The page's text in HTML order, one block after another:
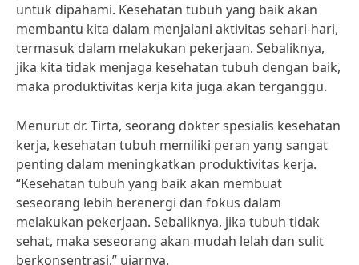
untuk dipahami. Kesehatan tubuh yang baik akan
membantu kita dalam menjalani aktivitas sehari-hari,
termasuk dalam melakukan pekerjaan. Sebaliknya,
jika kita tidak menjaga kesehatan tubuh dengan baik,
maka produktivitas kerja kita juga akan terganggu.
Menurut dr. Tirta, seorang dokter spesialis kesehatan
kerja, kesehatan tubuh memiliki peran yang sangat
penting dalam meningkatkan produktivitas kerja.
“Kesehatan tubuh yang baik akan membuat
seseorang lebih berenergi dan fokus dalam
melakukan pekerjaan. Sebaliknya, jika tubuh tidak
sehat, maka seseorang akan mudah lelah dan sulit
berkonsentrasi,” ujarnya.